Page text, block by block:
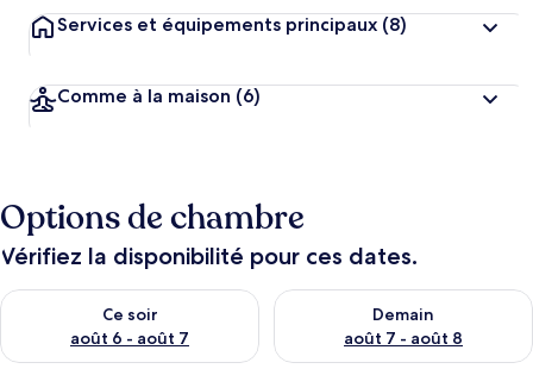
Services et équipements principaux (8)
Comme à la maison (6)
Options de chambre
Vérifiez la disponibilité pour ces dates.
Ce soir
août 6 - août 7
Vérifier la disponibilité pour ce soir août 6 - août 7
Demain
août 7 - août 8
Vérifier la disponibilité pour